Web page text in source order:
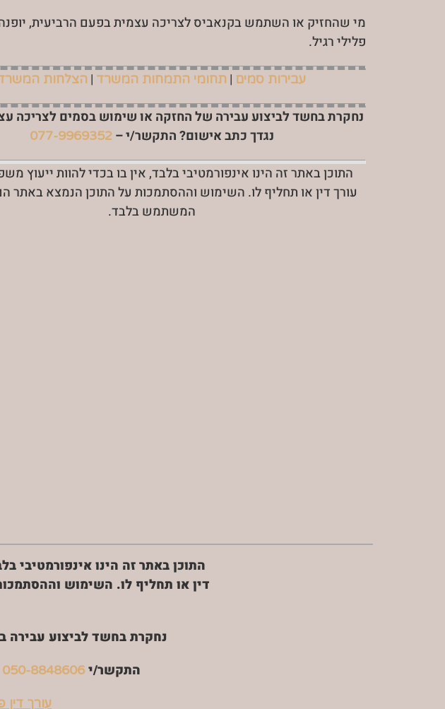
מי שהחזיק או השתמש בקנאביס לצריכה עצמית בפעם הרביעית,
פלילי רגיל.
עבירות סמים | תחומי התמחות המשרד | הצלחות
נחקרת בחשד לביצוע עבירה של החזקה או שימוש בסמים לצריכה
נגדך כתב אישום? התקשר/י –077-9969352
התוכן באתר זה הינו אינפורמטיבי בלבד, אין בו בכדי להוות ייעוץ
עורך דין או תחליף לו. השימוש וההסתמכות על התוכן הנמצא באתר
המשתמש בלבד.
התוכן באתר זה הינו אינפורמטיבי
דין או תחליף לו. השימוש
נחקרת בחשד לביצוע עבירה
התקשר/י050-8848606
עורך דין